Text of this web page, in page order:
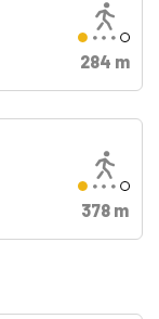
284 m
378 m